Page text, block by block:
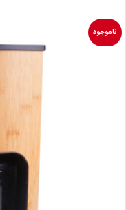
ناموجود